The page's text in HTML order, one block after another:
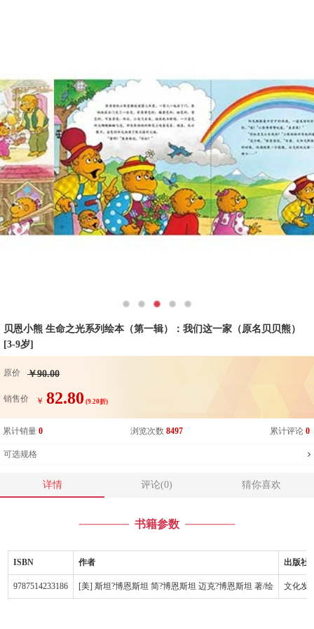
贝恩小熊 生命之光系列绘本（第一辑）：我们这一家（原名贝贝熊）
[3-9岁]
原价 ￥90.00
销售价 ￥ 82.80 (9.20折)
累计销量 0 浏览次数 8497 累计评论 0
可选规格
详情 评论(0) 猜你喜欢
书籍参数
ISBN 作者 出版社
9787514233186 [美] 斯坦?博恩斯坦 简?博恩斯坦 迈克?博恩斯坦 著/绘 文化发